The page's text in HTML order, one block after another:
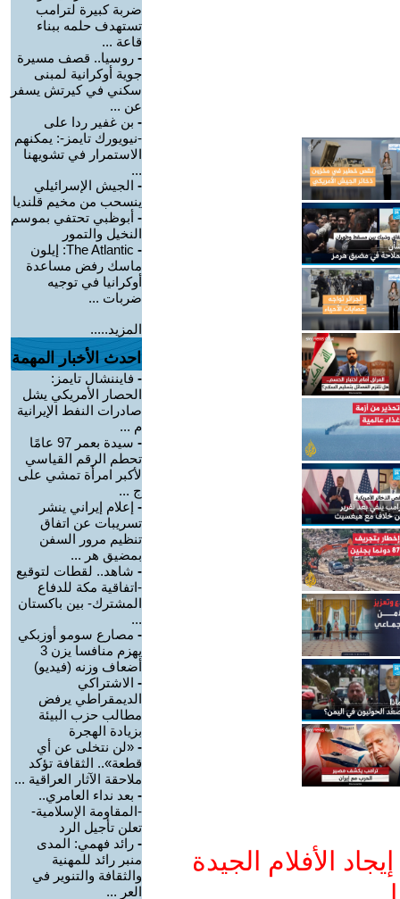
الأفلام الجيدة
ضربة كبيرة لترامب
تستهدف حلمه ببناء
قاعة ...
- روسيا.. قصف مسيرة
جوية أوكرانية لمبنى
سكني في كيرتش يسفر
عن ...
- بن غفير ردا على
-نيويورك تايمز-: يمكنهم
الاستمرار في تشويهنا
...
- الجيش الإسرائيلي
ينسحب من مخيم قلنديا
- أبوظبي تحتفي بموسم
النخيل والتمور
-
The Atlantic: إيلون
ماسك رفض مساعدة
أوكرانيا في توجيه
ضربات ...
المزيد.....
احدث الأخبار المهمة
- فايننشال تايمز:
الحصار الأمريكي يشل
صادرات النفط الإيرانية
م ...
-
سيدة بعمر 97 عامًا
تحطم الرقم القياسي
لأكبر امرأة تمشي على
ج ...
- إعلام إيراني ينشر
تسريبات عن اتفاق
تنظيم مرور السفن
بمضيق هر ...
- شاهد.. لقطات لتوقيع
-اتفاقية مكة للدفاع
المشترك- بين باكستان
...
- مصارع سومو أوزبكي
يهزم منافسا يزن 3
أضعاف وزنه (فيديو)
- الاشتراكي
الديمقراطي يرفض
مطالب حزب البيئة
بزيادة الهجرة
- «لن نتخلى عن أي
قطعة».. الثقافة تؤكد
ملاحقة الآثار العراقية ...
- بعد نداء العامري..
-المقاومة الإسلامية-
تعلن تأجيل الرد
- رائد فهمي: المدى
منبر رائد للمهنية
والثقافة والتنوير في
العر ...